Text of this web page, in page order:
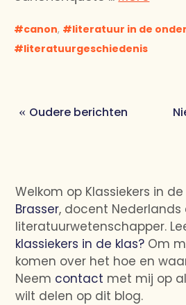
canon, literatuur in de
literatuurgeschiedenis
Oudere berichten
Welkom op Klassiekers in de
Brasser, docent Nederlands
literatuurwetenschapper.
klassiekers in de klas? Om
komen over het hoe en
Neem contact met mij op
wilt delen op dit blog.